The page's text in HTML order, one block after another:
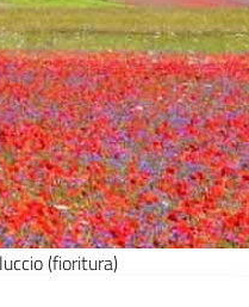
(fioritura)